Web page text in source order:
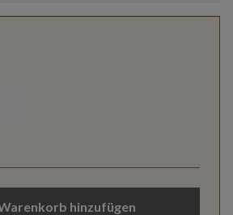
hinzufügen